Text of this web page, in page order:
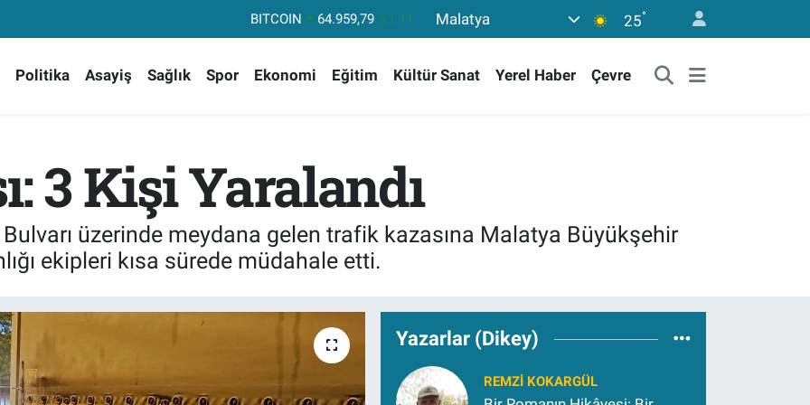
DOLAR 47,7436 %0.18
STERLİN
64,4811
%0.38
BITCOIN
64.959,79 %1.11
Malatya 25°
Politika Asayiş Sağlık Spor Ekonomi Eğitim Kültür Sanat Yerel Haber Çevre
3 Kişi Yaralandı
üzerinde meydana gelen trafik kazasına Malatya Büyükşehir
ekipleri kısa sürede müdahale etti.
Yazarlar (Dikey)
REMZI KOKARGÜL